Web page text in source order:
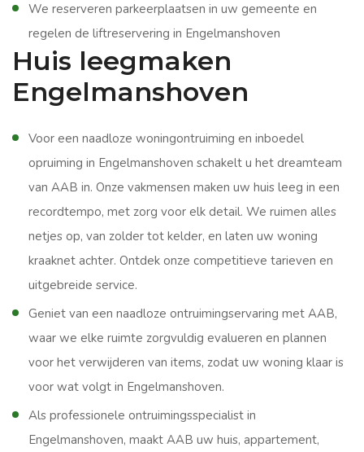
We reserveren parkeerplaatsen in uw gemeente en
regelen de liftreservering in Engelmanshoven
Huis leegmaken
Engelmanshoven
Voor een naadloze woningontruiming en inboedel
opruiming in Engelmanshoven schakelt u het dreamteam
van AAB in. Onze vakmensen maken uw huis leeg in een
recordtempo, met zorg voor elk detail. We ruimen alles
netjes op, van zolder tot kelder, en laten uw woning
kraaknet achter. Ontdek onze competitieve tarieven en
uitgebreide service.
Geniet van een naadloze ontruimingservaring met AAB,
waar we elke ruimte zorgvuldig evalueren en plannen
voor het verwijderen van items, zodat uw woning klaar is
voor wat volgt in Engelmanshoven.
Als professionele ontruimingsspecialist in
Engelmanshoven, maakt AAB uw huis, appartement,